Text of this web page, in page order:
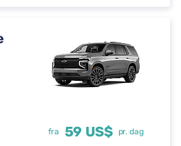
fra 59 US$ pr. dag